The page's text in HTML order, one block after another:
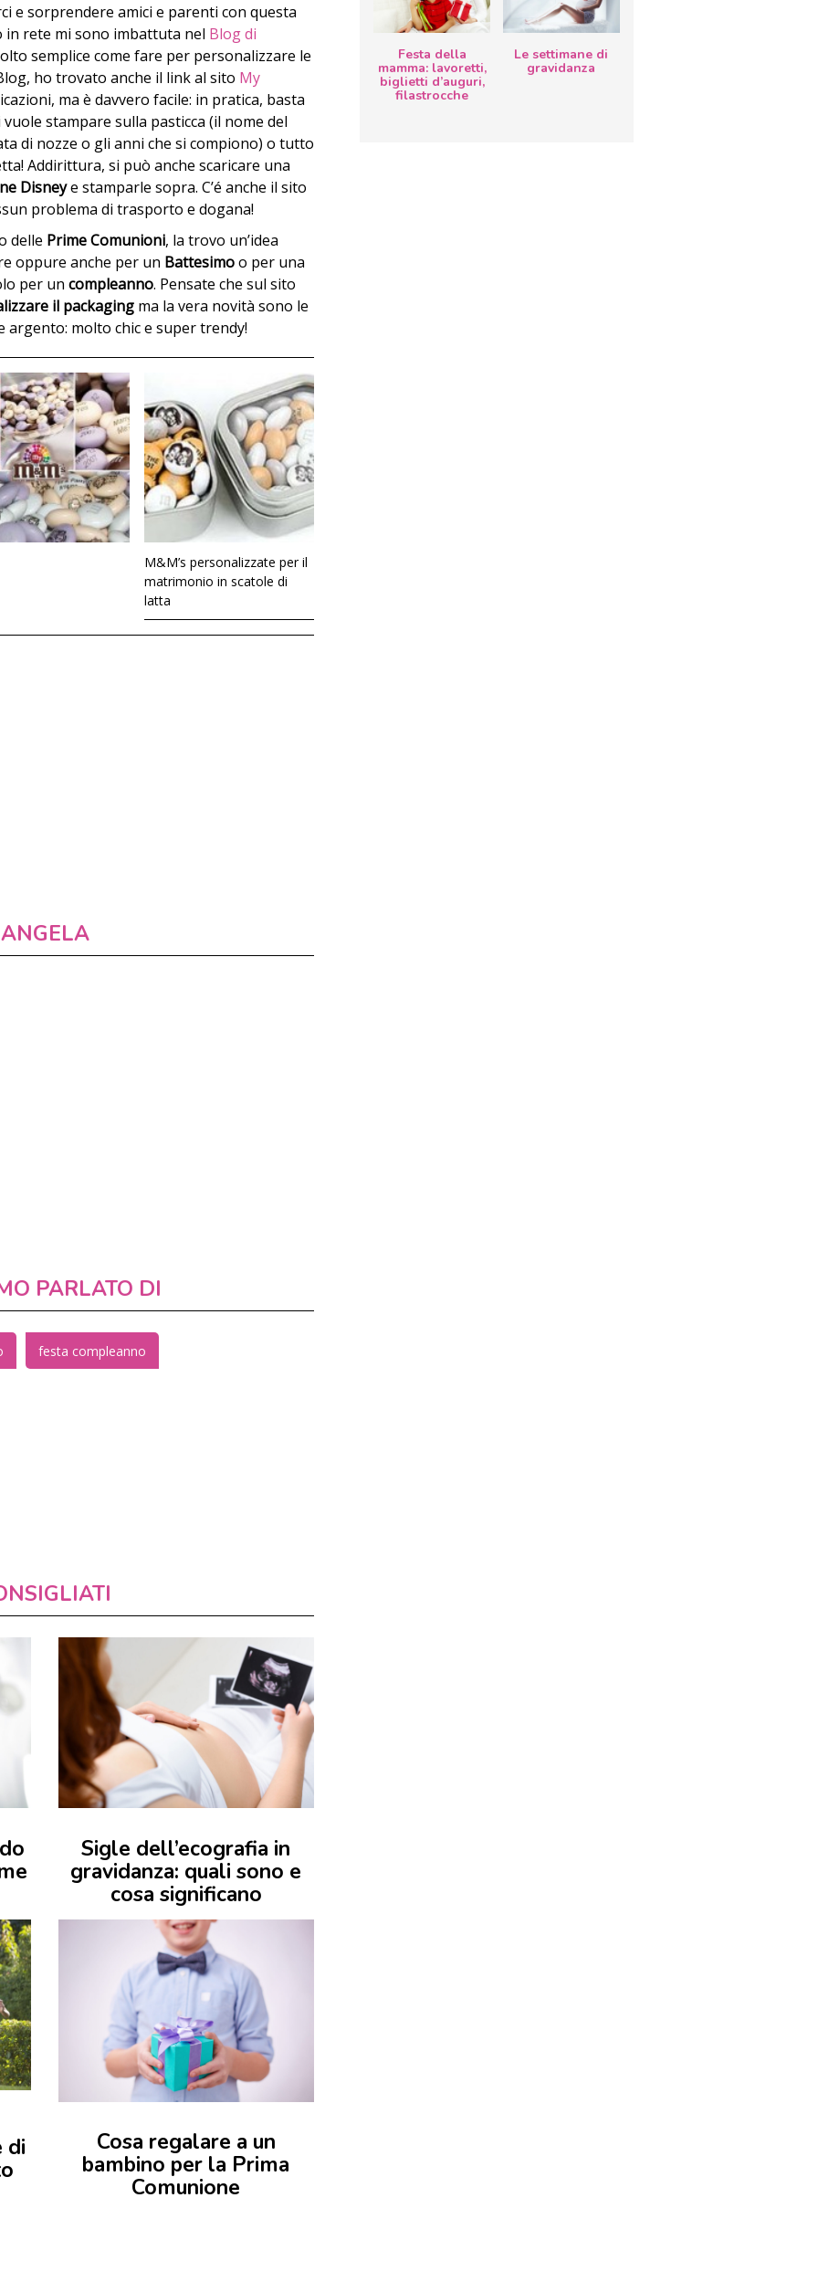
e sorprendere amici e parenti con questa
in rete mi sono imbattuta nel Blog di
semplice come fare per personalizzare le
ho trovato anche il link al sito My
ma è davvero facile: in pratica, basta
stampare sulla pasticca (il nome del
di nozze o gli anni che si compiono) o tutto
Addirittura, si può anche scaricare una
Disneye stamparle sopra. C’é anche il sito
problema di trasporto e dogana!
delle Prime Comunioni, la trovo un’idea
oppure anche per un Battesimoo per una
per un compleanno. Pensate che sul sito
il packaging ma la vera novità sono le
molto chic e super trendy!
M&M’s personalizzate per il
matrimonio in scatole di
latta
ANGELA
PARLATO DI
festa compleanno
Sigle dell’ecografia in
gravidanza: quali sono e
cosa significano
di
Cosa regalare a un
bambino per la Prima
Comunione
Festa della
mamma: lavoretti,
biglietti d’auguri,
filastrocche
Le settimane di
gravidanza